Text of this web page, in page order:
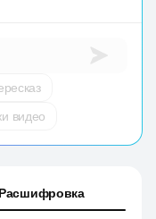
видео
Расшифровка